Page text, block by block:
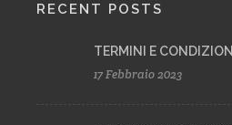
RECENT POSTS
TERMINI E CONDIZIONI
17 Febbraio 2023